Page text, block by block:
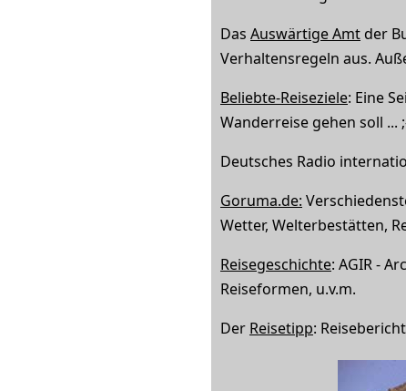
Das Auswärtige Amt der
Verhaltensregeln aus.
Beliebte-Reiseziele: Eine
Wanderreise gehen soll ...
Deutsches Radio
Goruma.de:
Wetter, Welterbestätten,
Reisegeschichte: AGIR -
Reiseformen, u.v.m.
Der Reisetipp: